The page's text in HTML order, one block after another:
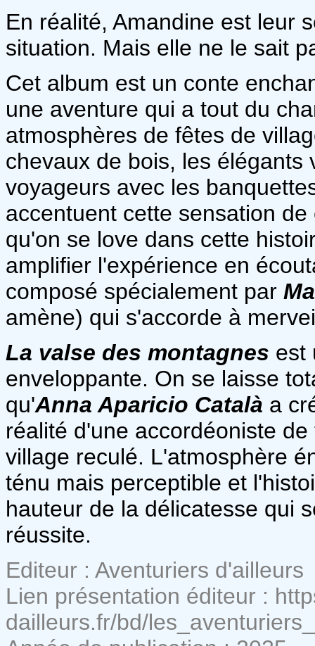
En réalité, Amandine est leur
situation. Mais elle ne le sait
Cet album est un conte
une aventure qui a tout du
atmosphères de fêtes de
chevaux de bois, les
voyageurs avec les
accentuent cette sensation
qu'on se love dans cette
amplifier l'expérience en
composé spécialement par
amène) qui s'accorde à
La valse des montagnes est
enveloppante. On se laisse
qu'Anna Aparicio Català a
réalité d'une accordéoniste
village reculé. L'atmosphère
ténu mais perceptible et
hauteur de la délicatesse qui
réussite.
Editeur : Aventuriers d'ailleurs
Lien présentation éditeur :
dailleurs.fr/bd/